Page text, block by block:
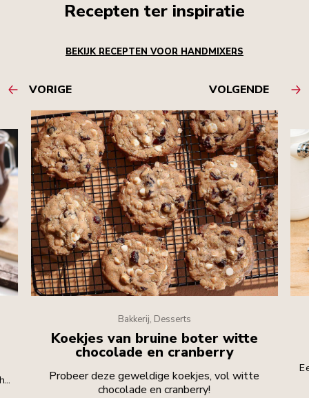
Recepten ter inspiratie
BEKIJK RECEPTEN VOOR HANDMIXERS
VORIGE VOLGENDE
Bakkerij, Desserts
Koekjes van bruine boter witte
chocolade en cranberry
Probeer deze geweldige koekjes, vol witte
chocolade en cranberry!